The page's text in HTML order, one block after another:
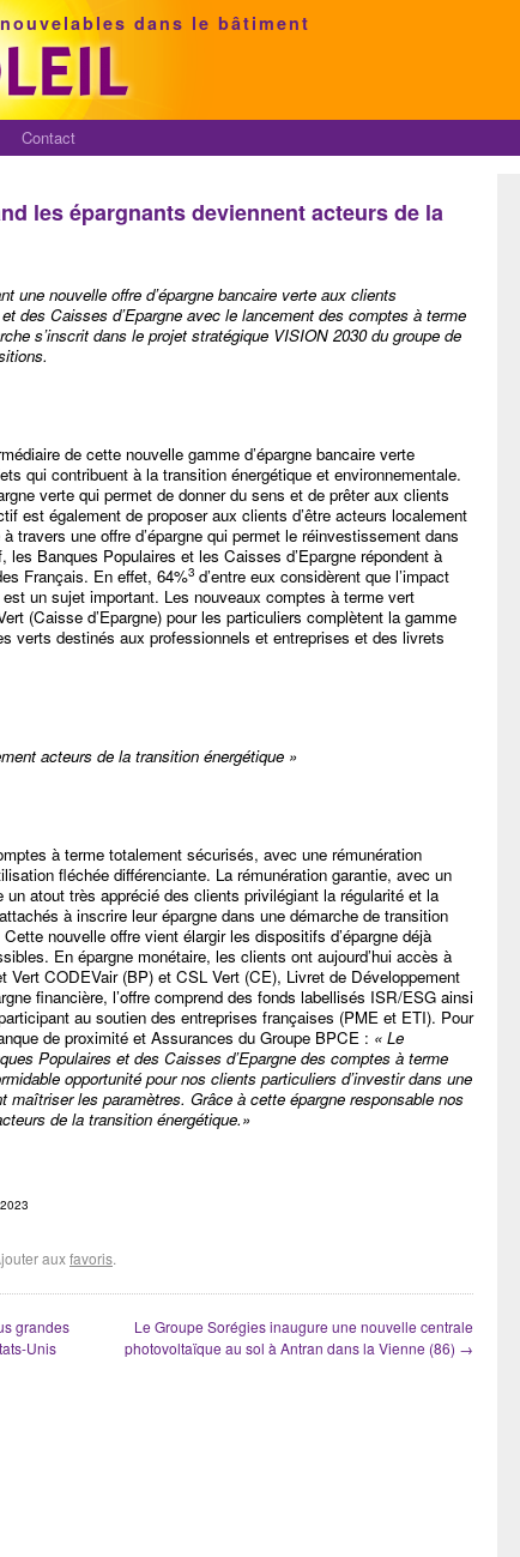
dans le bâtiment
Contact
les épargnants deviennent acteurs de la
une nouvelle offre d’épargne bancaire verte aux clients
des Caisses d’Epargne avec le lancement des comptes à terme
s’inscrit dans le projet stratégique VISION 2030 du groupe de
de cette nouvelle gamme d’épargne bancaire verte
qui contribuent à la transition énergétique et environnementale.
verte qui permet de donner du sens et de prêter aux clients
est également de proposer aux clients d’être acteurs localement
travers une offre d’épargne qui permet le réinvestissement dans
Banques Populaires et les Caisses d’Epargne répondent à
Français. En effet, 64%3 d’entre eux considèrent que l’impact
un sujet important. Les nouveaux comptes à terme vert
(Caisse d’Epargne) pour les particuliers complètent la gamme
verts destinés aux professionnels et entreprises et des livrets
acteurs de la transition énergétique »
à terme totalement sécurisés, avec une rémunération
fléchée différenciante. La rémunération garantie, avec un
atout très apprécié des clients privilégiant la régularité et la
à inscrire leur épargne dans une démarche de transition
nouvelle offre vient élargir les dispositifs d’épargne déjà
En épargne monétaire, les clients ont aujourd’hui accès à
Vert CODEVair (BP) et CSL Vert (CE), Livret de Développement
financière, l’offre comprend des fonds labellisés ISR/ESG ainsi
au soutien des entreprises françaises (PME et ETI). Pour
de proximité et Assurances du Groupe BPCE : « Le
Populaires et des Caisses d’Epargne des comptes à terme
opportunité pour nos clients particuliers d’investir dans une
maîtriser les paramètres. Grâce à cette épargne responsable nos
de la transition énergétique.»
auxfavoris.
grandes
Unis
Le Groupe Sorégies inaugure une nouvelle centrale
photovoltaïque au sol à Antran dans la Vienne (86) →